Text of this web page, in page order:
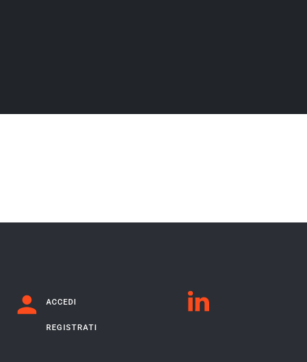
ACCEDI
REGISTRATI